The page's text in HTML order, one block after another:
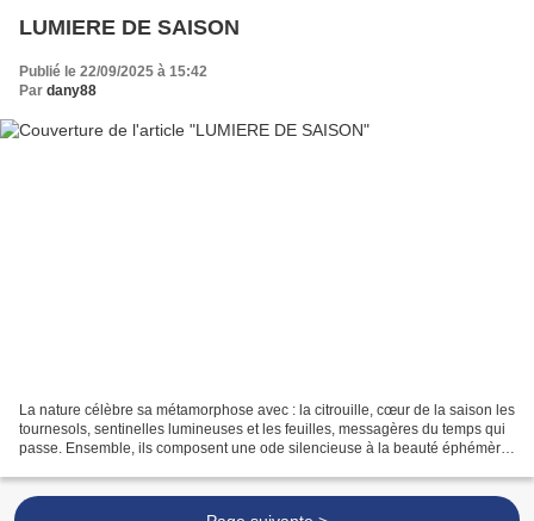
LUMIERE DE SAISON
Publié le 22/09/2025 à 15:42
Par dany88
La nature célèbre sa métamorphose avec : la citrouille, cœur de la saison les
tournesols, sentinelles lumineuses et les feuilles, messagères du temps qui
passe. Ensemble, ils composent une ode silencieuse à la beauté éphémère